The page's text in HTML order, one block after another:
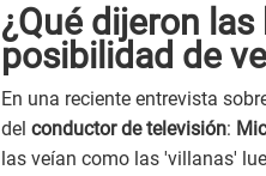
¿Qué dijeron
posibilidad de
En una reciente entrevista
del conductor de televisión:
las veían como las 'villanas'